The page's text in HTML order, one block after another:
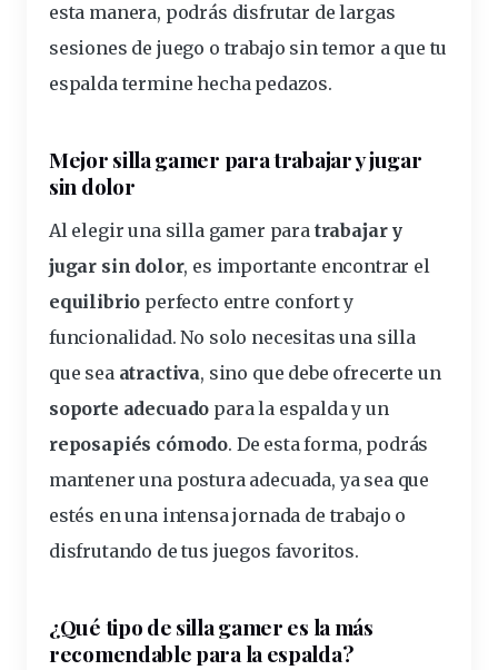
esta manera, podrás disfrutar de largas
sesiones de juego o trabajo sin temor a que tu
espalda termine hecha pedazos.
Mejor silla gamer para trabajar y jugar
sin dolor
Al elegir una silla gamer para trabajar y
jugar sin dolor, es importante encontrar el
equilibrio perfecto entre confort y
funcionalidad. No solo necesitas una silla
que sea atractiva, sino que debe ofrecerte un
soporte adecuado para la espalda y un
reposapiés cómodo. De esta forma, podrás
mantener una postura adecuada, ya sea que
estés en una intensa jornada de trabajo o
disfrutando de tus juegos favoritos.
¿Qué tipo de silla gamer es la más
recomendable para la espalda?